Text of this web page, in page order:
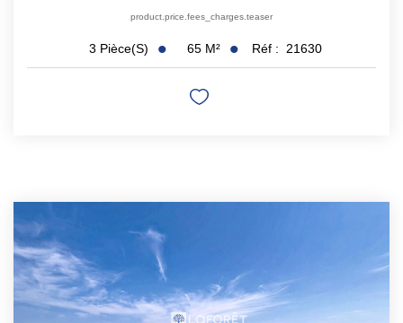
product.price.fees_charges.teaser
3 Pièce(s) 65 M² Réf : 21630